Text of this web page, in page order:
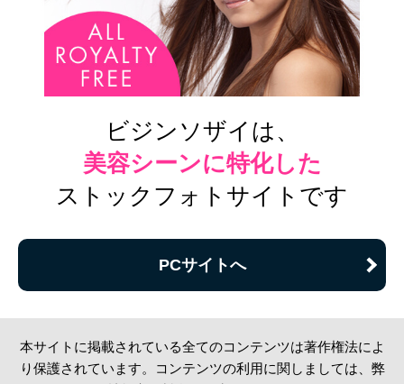
ビジンソザイは、
美容シーンに特化した
ストックフォトサイトです
PCサイトへ
本サイトに掲載されている全てのコンテンツは著作権法によ
り保護されています。コンテンツの利用に関しましては、弊